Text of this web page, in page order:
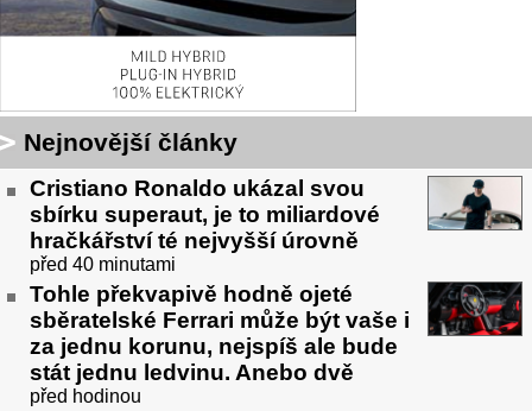
Nejnovější články
Cristiano Ronaldo ukázal svou
sbírku superaut, je to miliardové
hračkářství té nejvyšší úrovně
před 40 minutami
Tohle překvapivě hodně ojeté
sběratelské Ferrari může být vaše i
za jednu korunu, nejspíš ale bude
stát jednu ledvinu. Anebo dvě
před hodinou